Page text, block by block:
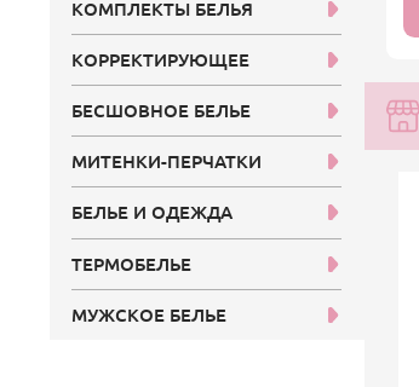
КОМПЛЕКТЫ БЕЛЬЯ
КОРРЕКТИРУЮЩЕЕ
БЕСШОВНОЕ БЕЛЬЕ
МИТЕНКИ-ПЕРЧАТКИ
БЕЛЬЕ И ОДЕЖДА
ТЕРМОБЕЛЬЕ
МУЖСКОЕ БЕЛЬЕ